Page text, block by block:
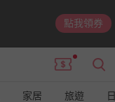
點我領券
家居 旅遊